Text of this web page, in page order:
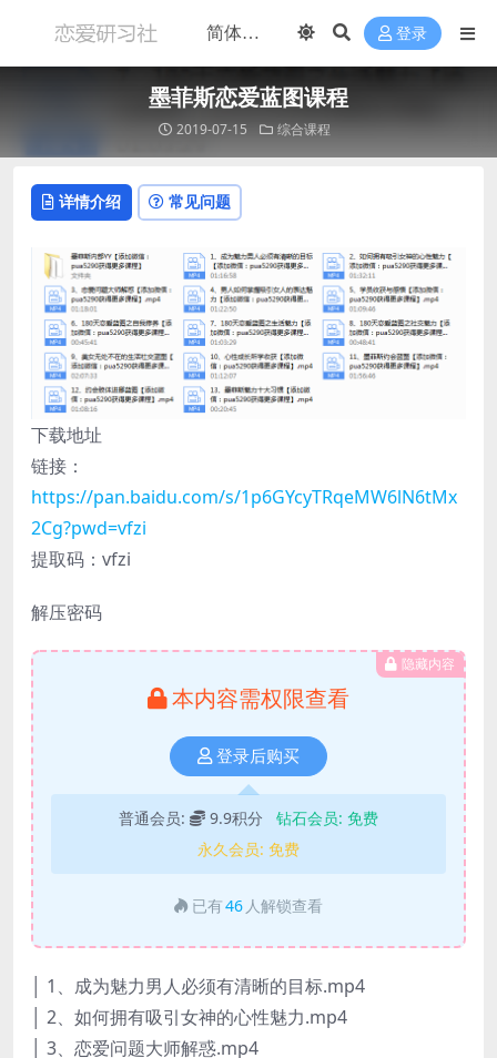
登录
墨菲斯恋爱蓝图课程
2019-07-15 综合课程
详情介绍 常见问题
下载地址
链接：
https://pan.baidu.com/s/1p6GYcyTRqeMW6lN6tMx
2Cg?pwd=vfzi
提取码：vfzi
解压密码
隐藏内容
本内容需权限查看
登录后购买
普通会员: 9.9积分 钻石会员: 免费
永久会员: 免费
已有46 人解锁查看
│ 1、成为魅力男人必须有清晰的目标.mp4
│ 2、如何拥有吸引女神的心性魅力.mp4
│ 3、恋爱问题大师解惑.mp4